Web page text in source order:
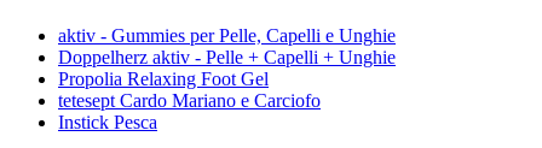
aktiv - Gummies per Pelle, Capelli e Unghie
Doppelherz aktiv - Pelle + Capelli + Unghie
Propolia Relaxing Foot Gel
tetesept Cardo Mariano e Carciofo
Instick Pesca